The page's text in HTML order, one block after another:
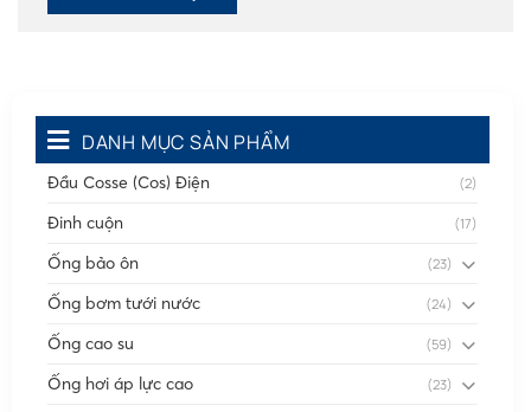
DANH MỤC SẢN PHẨM
Đầu Cosse (Cos) Điện (2)
Đinh cuộn (17)
Ống bảo ôn (23)
Ống bơm tưới nước (24)
Ống cao su (59)
Ống hơi áp lực cao (23)